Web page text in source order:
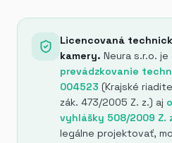
Licencovaná
kamery. Neura s.r.o.
prevádzkovanie
004523 (Krajské
zák. 473/2005 Z. z.) aj
vyhlášky 508/2009 Z.
legálne projektovať,